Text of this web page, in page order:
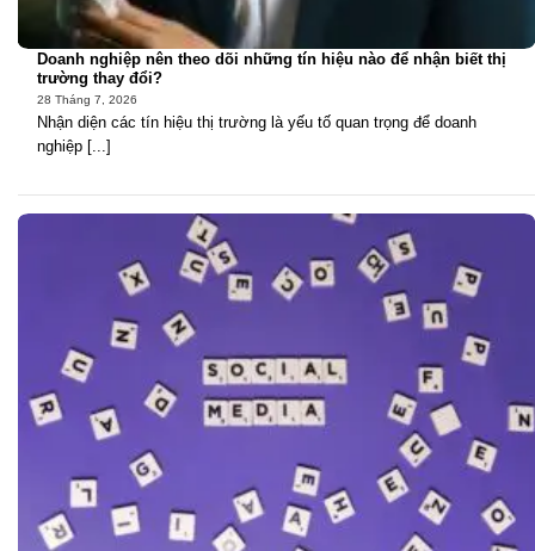
Doanh nghiệp nên theo dõi những tín hiệu nào để nhận biết thị
trường thay đổi?
28 Tháng 7, 2026
Nhận diện các tín hiệu thị trường là yếu tố quan trọng để doanh
nghiệp [...]